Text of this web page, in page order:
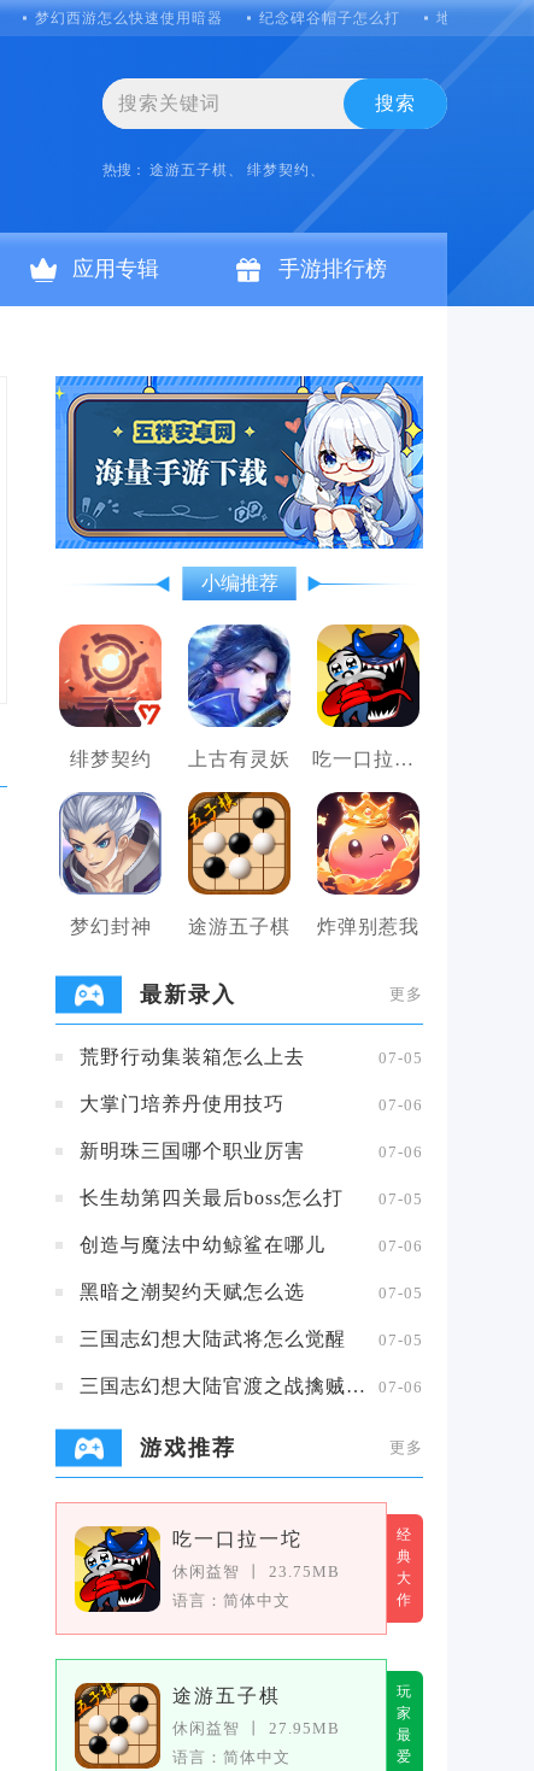
梦幻西游怎么快速使用暗器 纪念碑谷帽子怎么打 地下城堡3凯
搜索
热搜： 途游五子棋、 绯梦契约、
应用专辑 手游排行榜
小编推荐
绯梦契约 上古有灵妖 吃一口拉一坨
梦幻封神 途游五子棋 炸弹别惹我
最新录入 更多
荒野行动集装箱怎么上去 07-05
大掌门培养丹使用技巧 07-06
新明珠三国哪个职业厉害 07-06
长生劫第四关最后boss怎么打 07-05
创造与魔法中幼鲸鲨在哪儿 07-06
黑暗之潮契约天赋怎么选 07-05
三国志幻想大陆武将怎么觉醒 07-05
三国志幻想大陆官渡之战擒贼擒王攻略 07-06
游戏推荐 更多
吃一口拉一坨
休闲益智
23.75MB
语言：简体中文
经
典
大
作
途游五子棋
休闲益智
27.95MB
语言：简体中文
玩
家
最
爱